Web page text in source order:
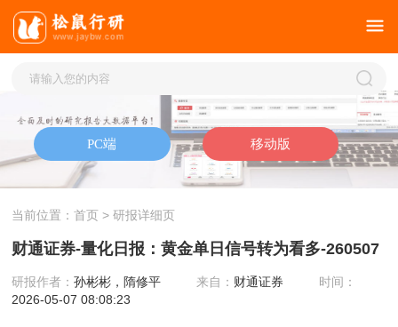
当前位置：首页 > 研报详细页
财通证券-量化日报：黄金单日信号转为看多-260507
研报作者：孙彬彬，隋修平 来自： 财通证券
时间：
2026-05-07 08:08:23